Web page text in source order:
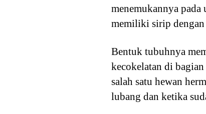
menemukannya
memiliki sirip
Bentuk tubuhnya
kecokelatan di
salah satu hewan
lubang dan ketika